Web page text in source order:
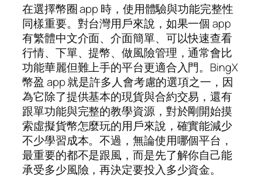
在選擇幣圈 app 時，使用體驗與功能完整性
同樣重要。對台灣用戶來說，如果一個 app
有繁體中文介面、介面簡單、可以快速查看
行情、下單、提幣、做風險管理，通常會比
功能華麗但難上手的平台更適合入門。BingX
幣盈 app 就是許多人會考慮的選項之一，因
為它除了提供基本的現貨與合約交易，還有
跟單功能與完整的教學資源，對於剛開始摸
索虛擬貨幣怎麼玩的用戶來說，確實能減少
不少學習成本。不過，無論使用哪個平台，
最重要的都不是跟風，而是先了解你自己能
承受多少風險，再決定要投入多少資金。